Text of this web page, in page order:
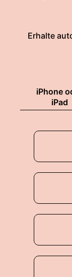
Erhalte
iPhone
iPad